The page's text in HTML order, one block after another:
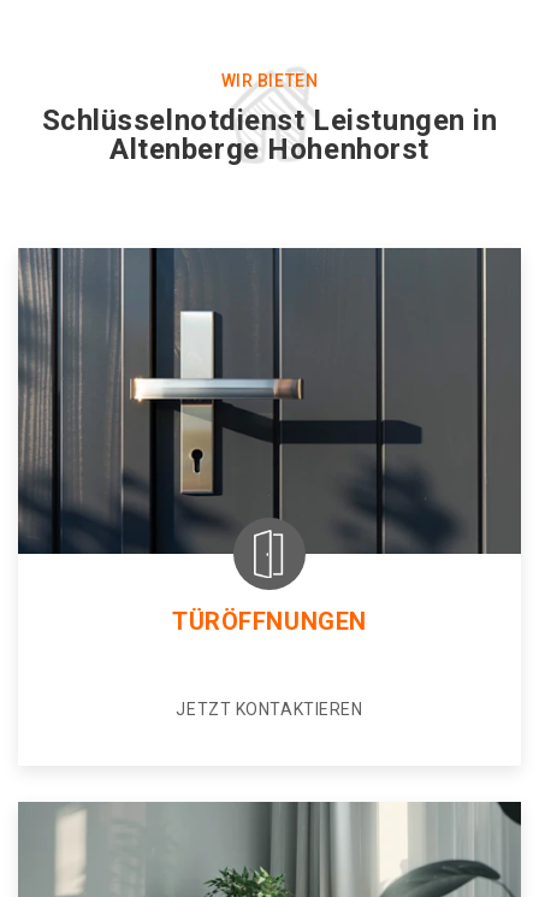
WIR BIETEN
Schlüsselnotdienst Leistungen in
Altenberge Hohenhorst
TÜRÖFFNUNGEN
JETZT KONTAKTIEREN